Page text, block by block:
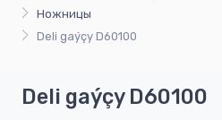
Ножницы
Deli gaýçy D60100
Deli gaýçy D60100